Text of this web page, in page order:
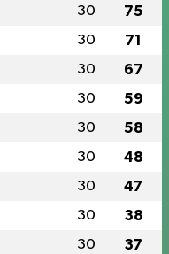
30 75
30 71
30 67
30 59
30 58
30 48
30 47
30 38
30 37